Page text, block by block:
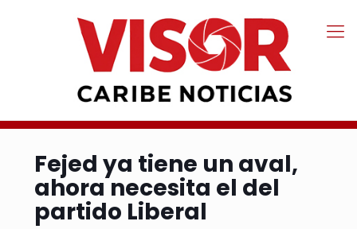
Fejed ya tiene un aval,
ahora necesita el del
partido Liberal